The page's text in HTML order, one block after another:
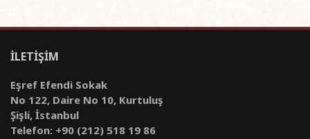
İLETİŞİM
Eşref Efendi Sokak
No 122, Daire No 10, Kurtuluş
Şişli, İstanbul
Telefon: +90 (212) 518 19 86